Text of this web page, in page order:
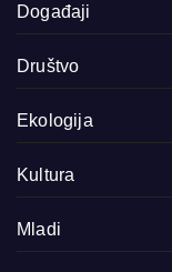
Događaji
Društvo
Ekologija
Kultura
Mladi